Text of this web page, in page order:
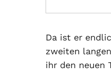
Da ist er
zweiten
ihr den neuen